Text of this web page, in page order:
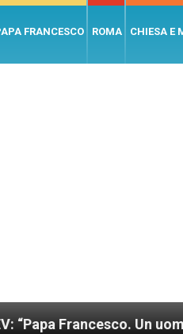
FRANCESCO ROMA CHIESA E
Un uomo di